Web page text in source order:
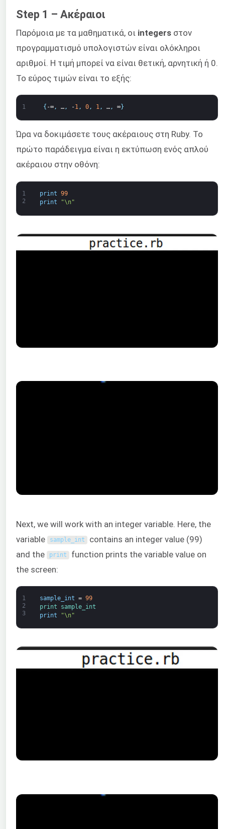
Step 1 – Ακέραιοι
Παρόμοια με τα μαθηματικά, οι integers στον
προγραμματισμό υπολογιστών είναι ολόκληροι
αριθμοί. Η τιμή μπορεί να είναι θετική, αρνητική ή 0.
Το εύρος τιμών είναι το εξής:
1 { -∞, …, -1, 0, 1, …, ∞}
Ώρα να δοκιμάσετε τους ακέραιους στη Ruby. Το
πρώτο παράδειγμα είναι η εκτύπωση ενός απλού
ακέραιου στην οθόνη:
1
2
print 99
print
"\n"
Next, we will work with an integer variable. Here, the
variable
sample_int contains an integer value (99)
and the
print function prints the variable value on
the screen:
1
2
3
sample_int = 99
print
sample_int
print
"\n"